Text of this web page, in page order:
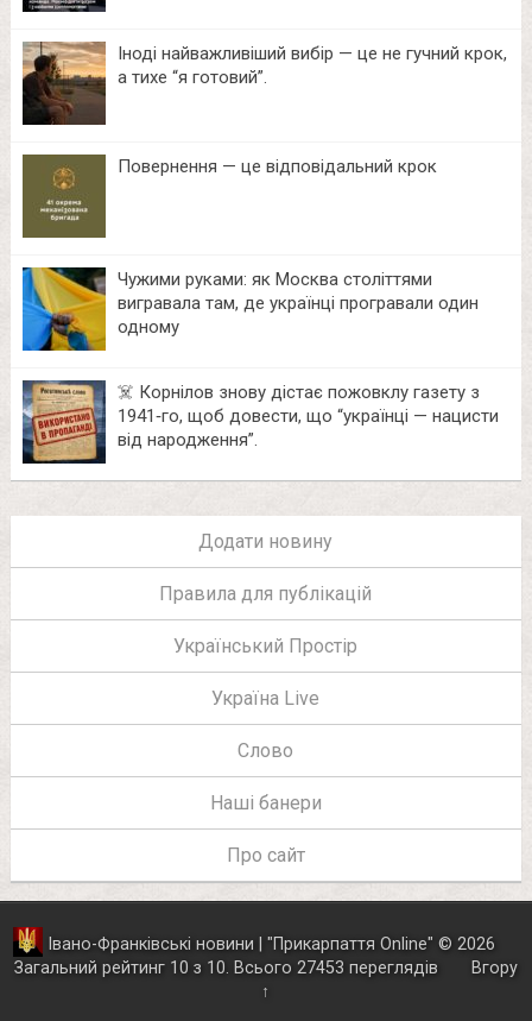
Іноді найважливіший вибір — це не гучний крок,
а тихе “я готовий”.
Повернення — це відповідальний крок
Чужими руками: як Москва століттями
вигравала там, де українці програвали один
одному
☠️ Корнілов знову дістає пожовклу газету з
1941‑го, щоб довести, що “українці — нацисти
від народження”.
Додати новину
Правила для публікацій
Український Простір
Україна Live
Слово
Наші банери
Про сайт
Івано-Франківські новини | "Прикарпаття Online" © 2026
Загальний рейтинг 10 з 10. Всього 27453 переглядів
Вгору
↑